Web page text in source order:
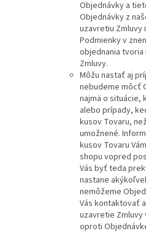
Objednávky a
Objednávky z
uzavretiu Zmluvy
Podmienky v
objednania
Zmluvy.
Môžu nastať aj
nebudeme môcť
najmä o situácie,
alebo prípady,
kusov Tovaru,
umožnené.
kusov Tovaru
shopu vopred
Vás byť teda
nastane
nemôžeme
Vás kontaktovať
uzavretie
oproti